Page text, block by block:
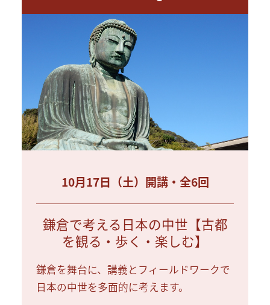
10月17日（土）開講・全6回
鎌倉で考える日本の中世【古都
を観る・歩く・楽しむ】
鎌倉を舞台に、講義とフィールドワークで
日本の中世を多面的に考えます。